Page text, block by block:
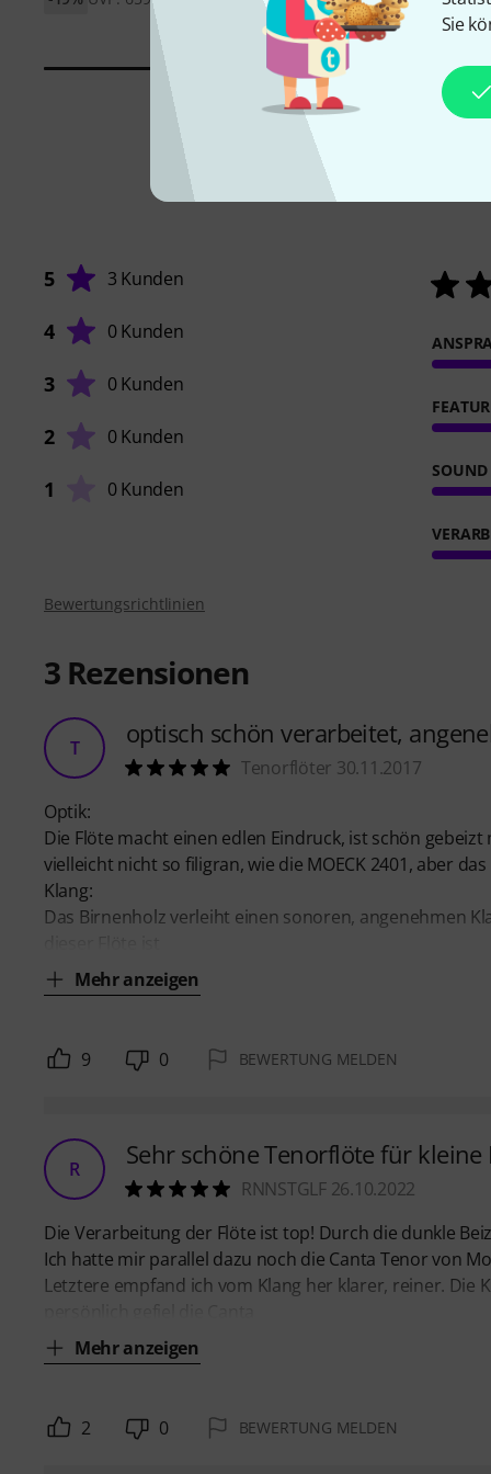
Sie
5 3 Kunden
4 0 Kunden
3 0 Kunden
2 0 Kunden
1 0 Kunden
SOUND
Bewertungsrichtlinien
3 Rezensionen
T optisch schön verarbeitet,
Tenorflöter 30.11.2017
Optik:
Die Flöte macht einen edlen Eindruck, ist schön
vielleicht nicht so filigran, wie die MOECK 2401, aber
Klang:
Das Birnenholz verleiht einen sonoren, angenehmen
Mehr anzeigen
9 0 BEWERTUNG MELDEN
R Sehr schöne Tenorflöte für kleine
RNNSTGLF 26.10.2022
Die Verarbeitung der Flöte ist top! Durch die dunkle
Ich hatte mir parallel dazu noch die Canta Tenor von
Letztere empfand ich vom Klang her klarer, reiner. Die
Mehr anzeigen
2 0 BEWERTUNG MELDEN